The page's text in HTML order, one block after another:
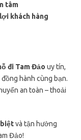
tâm
khách hàng
đi Tam Đảo uy tín,
đồng hành cùng bạn.
an toàn – thoải
biệtvà tận hưởng
Đảo!